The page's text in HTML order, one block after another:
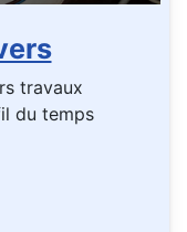
travaux
du temps